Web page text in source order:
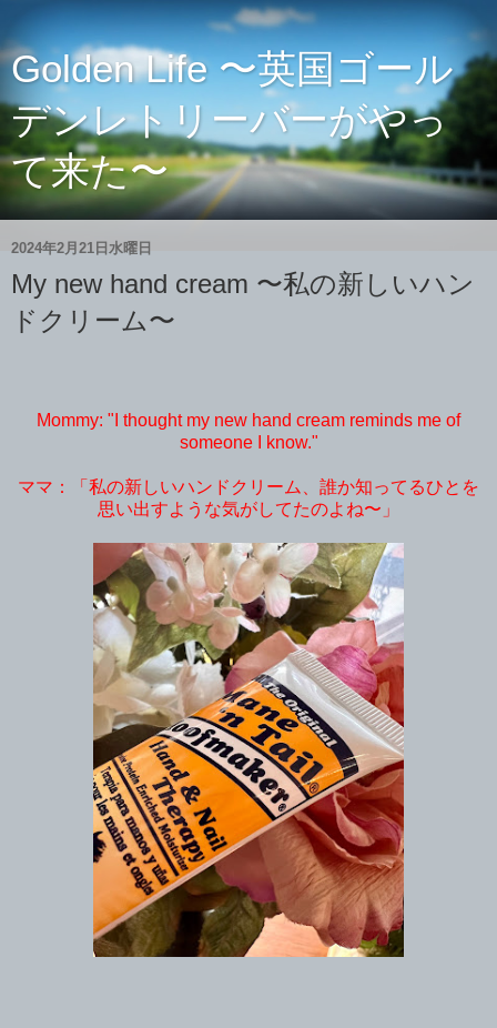
Golden Life 〜英国ゴール
デンレトリーバーがやっ
て来た〜
2024年2月21日水曜日
My new hand cream 〜私の新しいハン
ドクリーム〜
Mommy: "I thought my new hand cream reminds me of
someone I know."
ママ：「私の新しいハンドクリーム、誰か知ってるひとを
思い出すような気がしてたのよね〜」